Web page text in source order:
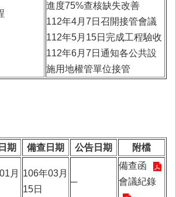
進度75%查核缺失改善
112年4月7日召開接管會議
112年5月15日完成工程驗收
112年6月7日通知各公共設
施用地權管單位接管
期 備查日期 公告日期 附檔
月
106年03月
15日
─
備查函
會議紀錄